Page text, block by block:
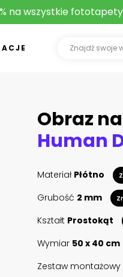
na wszystkie
Obraz
Materiał Płótno
Grubość 2 mm
Kształt Prostokąt
Wymiar 50 x 40 cm
Zestaw montażowy